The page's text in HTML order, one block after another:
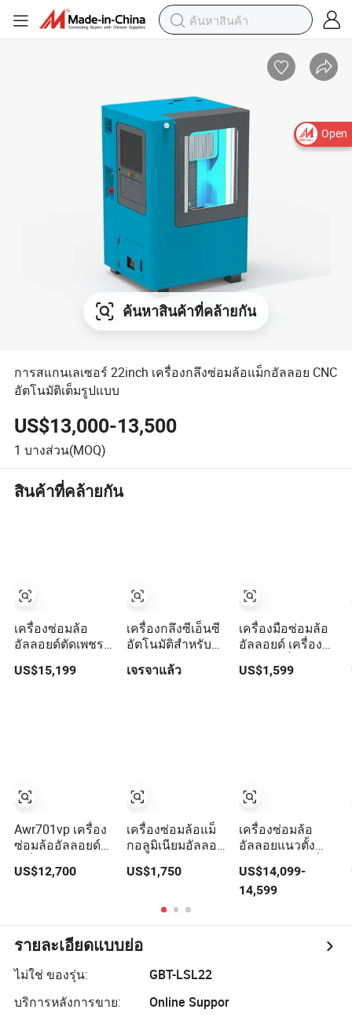
Open
ค้นหาสินค้าที่คล้ายกัน
การสแกนเลเซอร์ 22inch เครื่องกลึงซ่อมล้อแม็กอัลลอย CNC
อัตโนมัติเต็มรูปแบบ
US$13,000-13,500
1 บางส่วน(MOQ)
สินค้าที่คล้ายกัน
เครื่องซ่อมล้อ
อัลลอยด์ตัดเพชร
CNC แนวนอน
คุณภาพสูง
US$15,199
Awr701vp เครื่อง
ซ่อมล้ออัลลอยด์
เพชรพร้อมการ
US$12,700
เครื่องกลึงซีเอ็นซี
อัตโนมัติสำหรับ
ซ่อมล้ออัลลอยด์
แบบเอียงจาก
เจรจาแล้ว
เครื่องซ่อมล้อแม็
กอลูมิเนียมอัลลอย
เครื่องกลึงและขัด
US$1,750
เครื่องมือซ่อมล้อ
อัลลอยด์ เครื่อง
ตรงล้อแม็ก ราคา
Ars30
US$1,599
เครื่องซ่อมล้อ
อัลลอยแนวตั้ง
ซ่อมล้ออัลลอยตัด
เพชร ราคา
US$14,099-
14,599
รายละเอียดแบบย่อ
ไม่ใช่ ของรุ่น:
GBT-LSL22
บริการหลังการขาย:
Online Suppor